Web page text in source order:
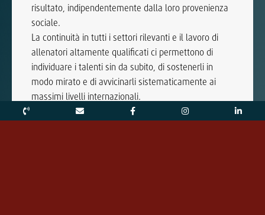
risultato, indipendentemente dalla loro provenienza
sociale.
La continuità in tutti i settori rilevanti e il lavoro di
allenatori altamente qualificati ci permettono di
individuare i talenti sin da subito, di sostenerli in
modo mirato e di avvicinarli sistematicamente ai
massimi livelli internazionali.
L’Accademia dei talenti di canottaggio Steinmühle